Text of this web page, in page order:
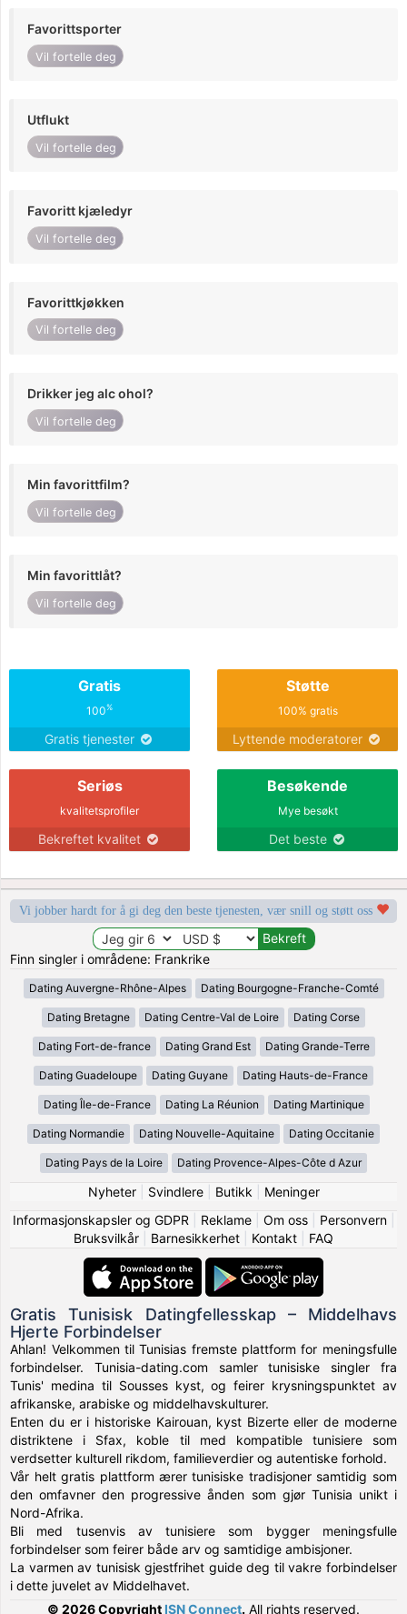
Favorittsporter
Vil fortelle deg
Utflukt
Vil fortelle deg
Favoritt kjæledyr
Vil fortelle deg
Favorittkjøkken
Vil fortelle deg
Drikker jeg alc ohol?
Vil fortelle deg
Min favorittfilm?
Vil fortelle deg
Min favorittlåt?
Vil fortelle deg
Gratis
100%
Gratis tjenester
Støtte
100% gratis
Lyttende moderatorer
Seriøs
kvalitetsprofiler
Bekreftet kvalitet
Besøkende
Mye besøkt
Det beste
Vi jobber hardt for å gi deg den beste tjenesten, vær snill og støtt oss
Finn singler i områdene: Frankrike
Dating Auvergne-Rhône-Alpes Dating Bourgogne-Franche-Comté
Dating Bretagne Dating Centre-Val de Loire Dating Corse
Dating Fort-de-france Dating Grand Est Dating Grande-Terre
Dating Guadeloupe Dating Guyane Dating Hauts-de-France
Dating Île-de-France Dating La Réunion Dating Martinique
Dating Normandie Dating Nouvelle-Aquitaine Dating Occitanie
Dating Pays de la Loire Dating Provence-Alpes-Côte d Azur
Nyheter| Svindlere| Butikk
Meninger
Informasjonskapsler og GDPR
Reklame| Om oss| Personvern|
Bruksvilkår
Barnesikkerhet Kontakt FAQ
Gratis Tunisisk Datingfellesskap – Middelhavs
Hjerte Forbindelser
Ahlan! Velkommen til Tunisias fremste plattform for meningsfulle
forbindelser. Tunisia-dating.com samler tunisiske singler fra
Tunis' medina til Sousses kyst, og feirer krysningspunktet av
afrikanske, arabiske og middelhavskulturer.
Enten du er i historiske Kairouan, kyst Bizerte eller de moderne
distriktene i Sfax, koble til med kompatible tunisiere som
verdsetter kulturell rikdom, familieverdier og autentiske forhold.
Vår helt gratis plattform ærer tunisiske tradisjoner samtidig som
den omfavner den progressive ånden som gjør Tunisia unikt i
Nord-Afrika.
Bli med tusenvis av tunisiere som bygger meningsfulle
forbindelser som feirer både arv og samtidige ambisjoner.
La varmen av tunisisk gjestfrihet guide deg til vakre forbindelser
i dette juvelet av Middelhavet.
© 2026 Copyright ISN Connect. All rights reserved.